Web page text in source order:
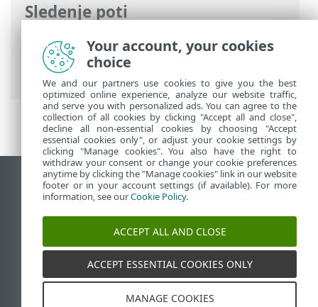
Sledenje poti
Spletna pomoč družbe ESET>ESET
Endpoint Antivirus
Napredne nastavitve
> Odpravljanje težav > Diagnostika
Prikaz mesta na namizju
End of Life
Zbirka znanja družbe ESET
Forum družbe ESET
ESET Status Portal
Podpora v regiji
Your account, your cookies
choice
We and our partners use cookies to give you the best
optimized online experience, analyze our website traffic,
and serve you with personalized ads. You can agree to the
collection of all cookies by clicking "Accept all and close",
decline all non-essential cookies by choosing "Accept
essential cookies only", or adjust your cookie settings by
clicking "Manage cookies". You also have the right to
withdraw your consent or change your cookie preferences
anytime by clicking the "Manage cookies" link in our website
footer or in your account settings (if available). For more
information, see ourCookie Policy.
ACCEPT ALL AND CLOSE
ACCEPT ESSENTIAL COOKIES ONLY
MANAGE COOKIES